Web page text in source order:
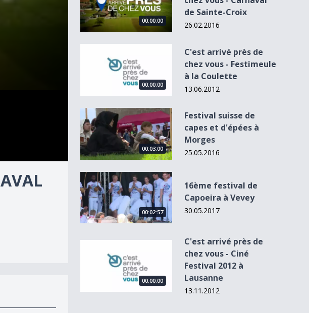
00:00:00
de Sainte-Croix
26.02.2016
C&#039;est arrivé près de chez vous - Festimeule à la
00:00:00
C'est arrivé près de
chez vous - Festimeule
à la Coulette
13.06.2012
Festival suisse de capes et d&#039;épées à Morges
00:03:00
Festival suisse de
capes et d'épées à
Morges
25.05.2016
16ème festival de Capoeira à Vevey
00:02:57
16ème festival de
Capoeira à Vevey
30.05.2017
C&#039;est arrivé près de chez vous - Ciné Festival 2012 à
00:00:00
C'est arrivé près de
chez vous - Ciné
Festival 2012 à
Lausanne
13.11.2012